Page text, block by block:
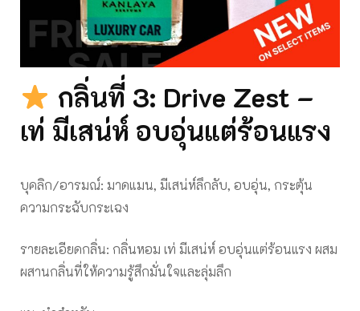
กลิ่นที่ 3: Drive Zest –
เท่ มีเสน่ห์ อบอุ่นแต่ร้อนแรง
บุคลิก/อารมณ์: มาดแมน, มีเสน่ห์ลึกลับ, อบอุ่น, กระตุ้น
ความกระฉับกระเฉง
รายละเอียดกลิ่น: กลิ่นหอม เท่ มีเสน่ห์ อบอุ่นแต่ร้อนแรง ผสม
ผสานกลิ่นที่ให้ความรู้สึกมั่นใจและลุ่มลึก